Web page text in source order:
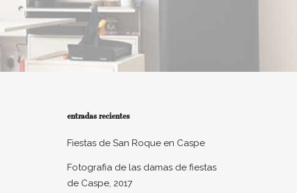
entradas recientes
Fiestas de San Roque en Caspe
Fotografia de las damas de fiestas
de Caspe, 2017